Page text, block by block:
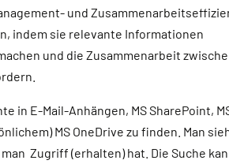
und
indem sie relevante Informationen
und die Zusammenarbeit
in E-Mail-Anhängen, MS SharePoint,
MS OneDrive zu finden. Man
Zugriff (erhalten) hat. Die Suche